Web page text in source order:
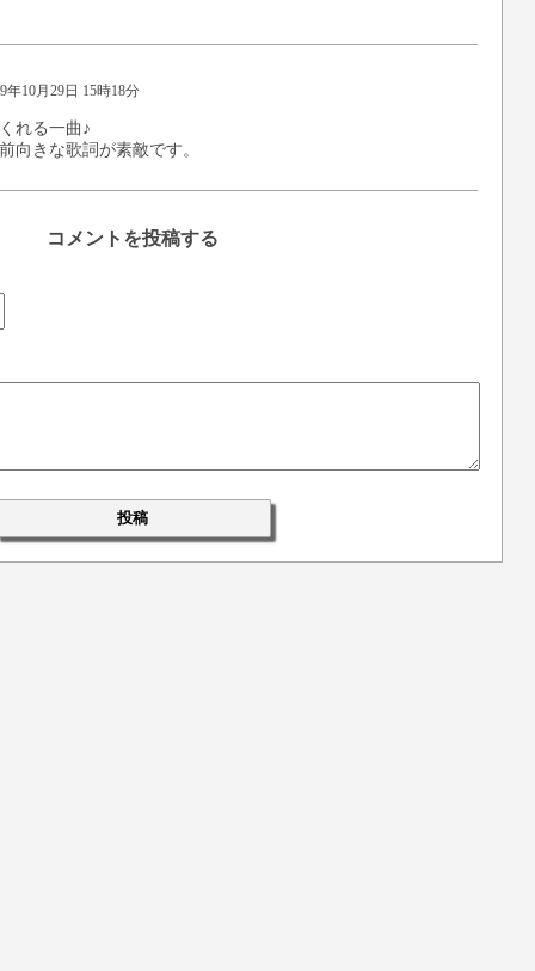
年10月29日 15時18分
れる一曲♪
向きな歌詞が素敵です。
コメントを投稿する